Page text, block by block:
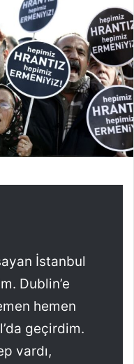
İstanbul
Dublin’e
hemen
geçirdim.
vardı,